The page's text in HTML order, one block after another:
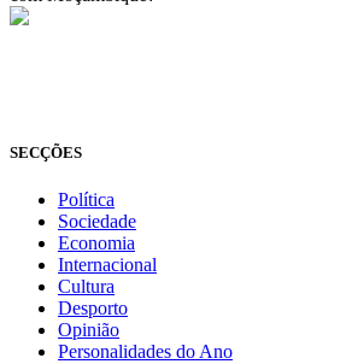
SECÇÕES
Política
Sociedade
Economia
Internacional
Cultura
Desporto
Opinião
Personalidades do Ano